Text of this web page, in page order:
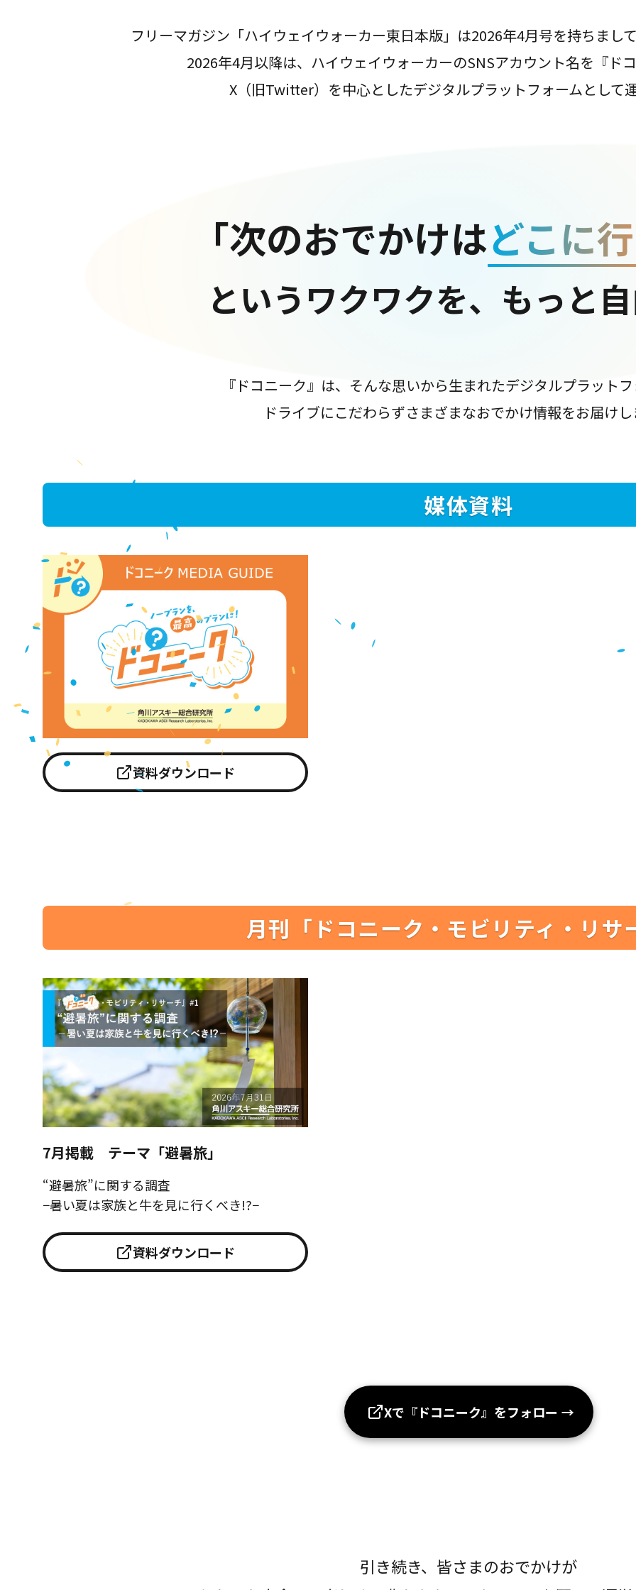
フリーマガジン「ハイウェイウォーカー東日本版」は2026年4月号を持ちまし
2026年4月以降は、ハイウェイウォーカーのSNSアカウント名を『ド
X（旧Twitter）を中心としたデジタルプラットフォームとして
「次のおでかけはどこに
というワクワクを、もっと
『ドコニーク』は、そんな思いから生まれたデジタルプラット
ドライブにこだわらずさまざまなおでかけ情報をお届け
媒体資料
資料ダウンロード
月刊「ドコニーク・モビリティ・リサ
7月掲載 テーマ「避暑旅」
“避暑旅”に関する調査
−暑い夏は家族と牛を見に行くべき!?−
資料ダウンロード
Xで『ドコニーク』をフォロー →
引き続き、皆さまのおでかけが